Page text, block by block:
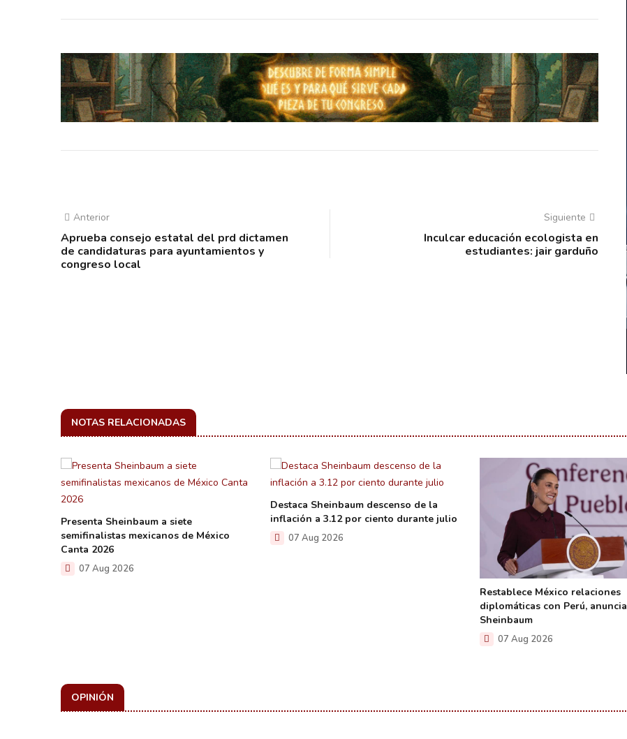
Anterior
Aprueba consejo estatal del prd dictamen
de candidaturas para ayuntamientos y
congreso local
Siguiente
Inculcar educación ecologista en
estudiantes: jair garduño
NOTAS RELACIONADAS
Presenta Sheinbaum a siete
semifinalistas mexicanos de México
Canta 2026
07 Aug 2026
Destaca Sheinbaum descenso de la
inflación a 3.12 por ciento durante julio
07 Aug 2026
Restablece México relaciones
diplomáticas con Perú, anuncia
Sheinbaum
07 Aug 2026
OPINIÓN